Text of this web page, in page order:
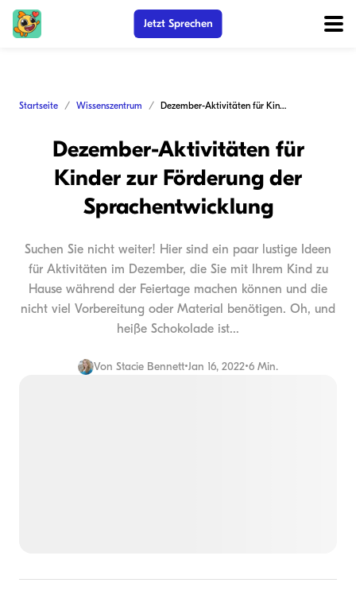
Jetzt Sprechen
Startseite Wissenszentrum Dezember-Aktivitäten für Kinder zur Förderung der Sprachentwicklung
Dezember-Aktivitäten für
Kinder zur Förderung der
Sprachentwicklung
Suchen Sie nicht weiter! Hier sind ein paar lustige Ideen
für Aktivitäten im Dezember, die Sie mit Ihrem Kind zu
Hause während der Feiertage machen können und die
nicht viel Vorbereitung oder Material benötigen. Oh, und
heiße Schokolade ist...
Von Stacie Bennett•Jan 16, 2022•6 Min.